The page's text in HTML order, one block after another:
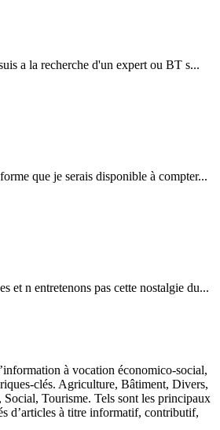
a la recherche d'un expert ou BT s...
que je serais disponible à compter...
et n entretenons pas cette nostalgie du...
à vocation économico-social,
clés. Agriculture, Bâtiment, Divers,
Tourisme. Tels sont les principaux
d’articles à titre informatif, contributif,